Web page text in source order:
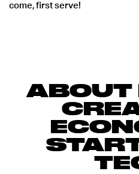
come, first serve!
ABOUT